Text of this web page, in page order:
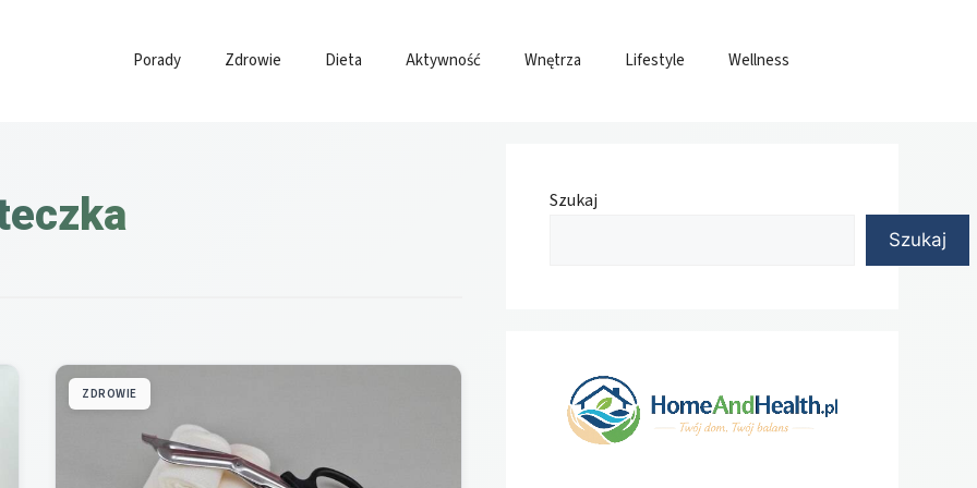
Porady Zdrowie Dieta Aktywność Wnętrza Lifestyle Wellness
ZDROWIE
Szukaj
Szukaj